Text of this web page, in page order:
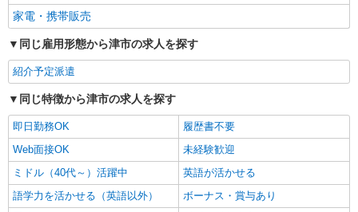
家電・携帯販売
同じ雇用形態から津市の求人を探す
紹介予定派遣
同じ特徴から津市の求人を探す
即日勤務OK
履歴書不要
Web面接OK
未経験歓迎
ミドル（40代～）活躍中
英語が活かせる
語学力を活かせる（英語以外）
ボーナス・賞与あり